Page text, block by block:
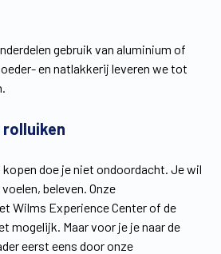
gebruik van aluminium of
en natlakkerij leveren we tot
doe je niet ondoordacht. Je wil
beleven. Onze
Wilms Experience Center of de
mogelijk. Maar voor je je naar de
eerst eens door onze